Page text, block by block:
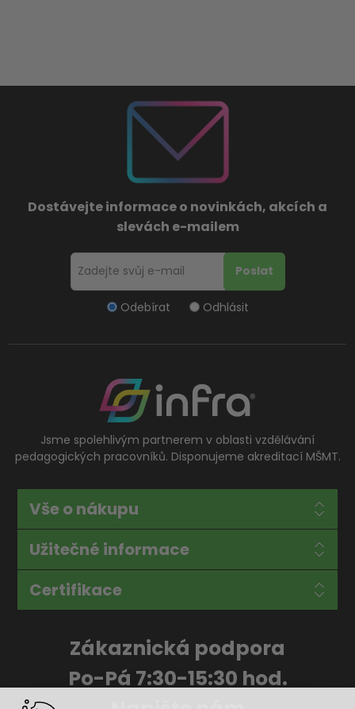
Dostávejte informace o novinkách, akcích a
slevách e-mailem
Odebírat Odhlásit
Jsme spolehlivým partnerem v oblasti vzdělávání
pedagogických pracovníků. Disponujeme akreditací MŠMT.
Vše o nákupu
Užitečné informace
Certifikace
Zákaznická podpora
Po-Pá 7:30-15:30 hod.